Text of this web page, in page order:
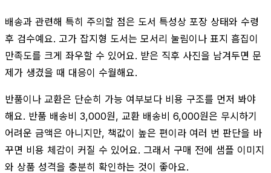
배송과 관련해 특히 주의할 점은 도서 특성상 포장 상태와 수령
후 검수예요. 고가 잡지형 도서는 모서리 눌림이나 표지 흠집이
만족도를 크게 좌우할 수 있어요. 받은 직후 사진을 남겨두면 문
제가 생겼을 때 대응이 수월해요.
반품이나 교환은 단순히 가능 여부보다 비용 구조를 먼저 봐야
해요. 반품 배송비 3,000원, 교환 배송비 6,000원은 무시하기
어려운 금액은 아니지만, 책값이 높은 편이라 여러 번 판단을 바
꾸면 비용 체감이 커질 수 있어요. 그래서 구매 전에 샘플 이미지
와 상품 성격을 충분히 확인하는 것이 좋아요.